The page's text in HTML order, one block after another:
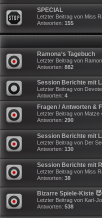
SPECIAL
Letzter Beitrag von Miss
Antworten: 155
Ramona‘s Tagebuch
Letzter Beitrag von
Antworten: 882
Session Berichte mit
Letzter Beitrag von
Antworten: 4
Fragen / Antworten &
Letzter Beitrag von Matze
Antworten: 290
Session Berichte mit
Letzter Beitrag von Der
Antworten: 130
Session Berichte mit
Letzter Beitrag von Miss
Antworten: 38
Bizarre Spiele-Kiste 😈
Letzter Beitrag von Karl-
Antworten: 538